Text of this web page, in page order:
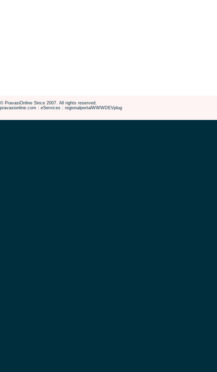
© PravasiOnline Since 2007. All rights reserved.
pravasionline.com : eServices : regionalportalWWWDEVplug